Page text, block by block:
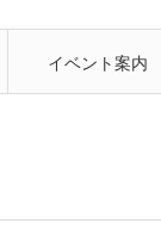
イベント案内